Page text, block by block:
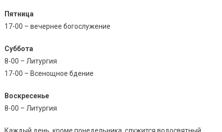
Пятница
17-00 – вечернее богослужение
Суббота
8-00 – Литургия
17-00 – Всенощное бдение
Воскресенье
8-00 – Литургия